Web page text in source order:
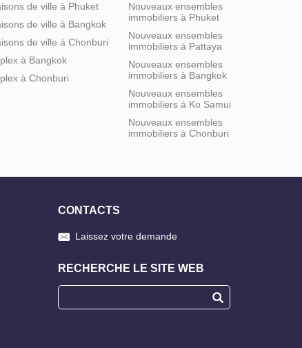
de ville à Phuket
de ville à Bangkok
de ville à Chonburi
à Bangkok
à Chonburi
Nouveaux ensembles
immobiliers à Phuket
Nouveaux ensembles
immobiliers à Pattaya
Nouveaux ensembles
immobiliers à Bangkok
Nouveaux ensembles
immobiliers à Ko Samui
Nouveaux ensembles
immobiliers à Chonburi
CONTACTS
Laissez votre demande
RECHERCHE LE SITE WEB